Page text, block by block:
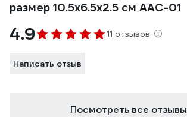
размер 10.5х6.5х2.5 см AAC-01
4.9 11 отзывов
Написать отзыв
Посмотреть все отзывы